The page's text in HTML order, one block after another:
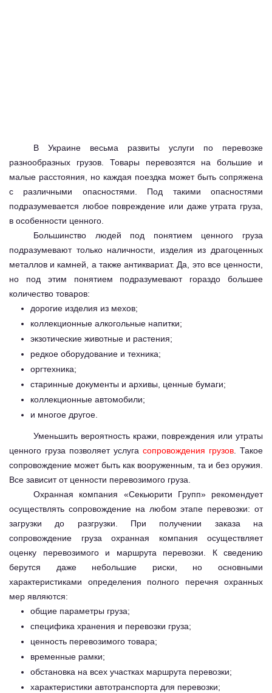
В Украине весьма развиты услуги по перевозке
разнообразных грузов. Товары перевозятся на большие и
малые расстояния, но каждая поездка может быть сопряжена
с различными опасностями. Под такими опасностями
подразумевается любое повреждение или даже утрата груза,
в особенности ценного.
Большинство людей под понятием ценного груза
подразумевают только наличности, изделия из драгоценных
металлов и камней, а также антиквариат. Да, это все ценности,
но под этим понятием подразумевают гораздо большее
количество товаров:
дорогие изделия из мехов;
коллекционные алкогольные напитки;
экзотические животные и растения;
редкое оборудование и техника;
оргтехника;
старинные документы и архивы, ценные бумаги;
коллекционные автомобили;
и многое другое.
Уменьшить вероятность кражи, повреждения или утраты
ценного груза позволяет услуга сопровождения грузов . Такое
сопровождение может быть как вооруженным, та и без оружия.
Все зависит от ценности перевозимого груза.
Охранная компания «Секьюрити Групп» рекомендует
осуществлять сопровождение на любом этапе перевозки: от
загрузки до разгрузки. При получении заказа на
сопровождение груза охранная компания осуществляет
оценку перевозимого и маршрута перевозки. К сведению
берутся даже небольшие риски, но основными
характеристиками определения полного перечня охранных
мер являются:
общие параметры груза;
специфика хранения и перевозки груза;
ценность перевозимого товара;
временные рамки;
обстановка на всех участках маршрута перевозки;
характеристики автотранспорта для перевозки;